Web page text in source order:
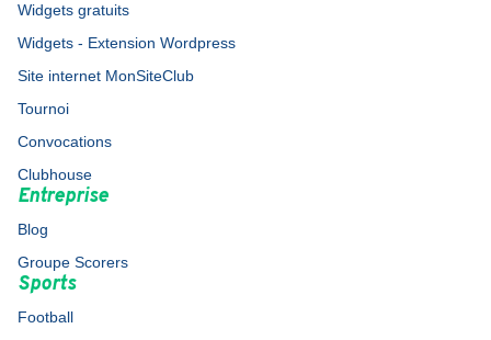
Widgets gratuits
Widgets - Extension Wordpress
Site internet MonSiteClub
Tournoi
Convocations
Clubhouse
Entreprise
Blog
Groupe Scorers
Sports
Football